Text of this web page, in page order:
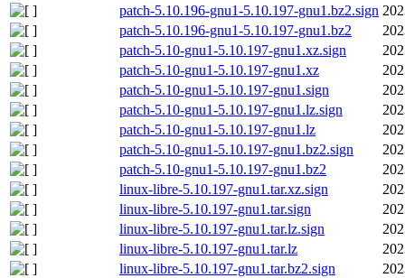
patch-5.10.196-gnu1-5.10.197-gnu1.bz2.sign
patch-5.10.196-gnu1-5.10.197-gnu1.bz2
patch-5.10-gnu1-5.10.197-gnu1.xz.sign
patch-5.10-gnu1-5.10.197-gnu1.xz
patch-5.10-gnu1-5.10.197-gnu1.sign
patch-5.10-gnu1-5.10.197-gnu1.lz.sign
patch-5.10-gnu1-5.10.197-gnu1.lz
patch-5.10-gnu1-5.10.197-gnu1.bz2.sign
patch-5.10-gnu1-5.10.197-gnu1.bz2
linux-libre-5.10.197-gnu1.tar.xz.sign
linux-libre-5.10.197-gnu1.tar.sign
linux-libre-5.10.197-gnu1.tar.lz.sign
linux-libre-5.10.197-gnu1.tar.lz
linux-libre-5.10.197-gnu1.tar.bz2.sign